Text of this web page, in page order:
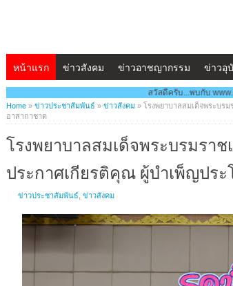
หน้าแรก ข่าวสังคม ข่าวอาชญากรรม ข่าวอุ
สวัสดีครับ...พบกับ www.ศรีราชาโพสต์
Home » ข่าวประชาสัมพันธ์ » ข่าวสังคม » โรงพยาบาลสมเด็จพระบร
อาสากาชาด
โรงพยาบาลสมเด็จพระบรมรา
ประกาศเกียรติคุณ ผู้บำเพ็ญปร
ข่าวประชาสัมพันธ์ ข่าวสังคม